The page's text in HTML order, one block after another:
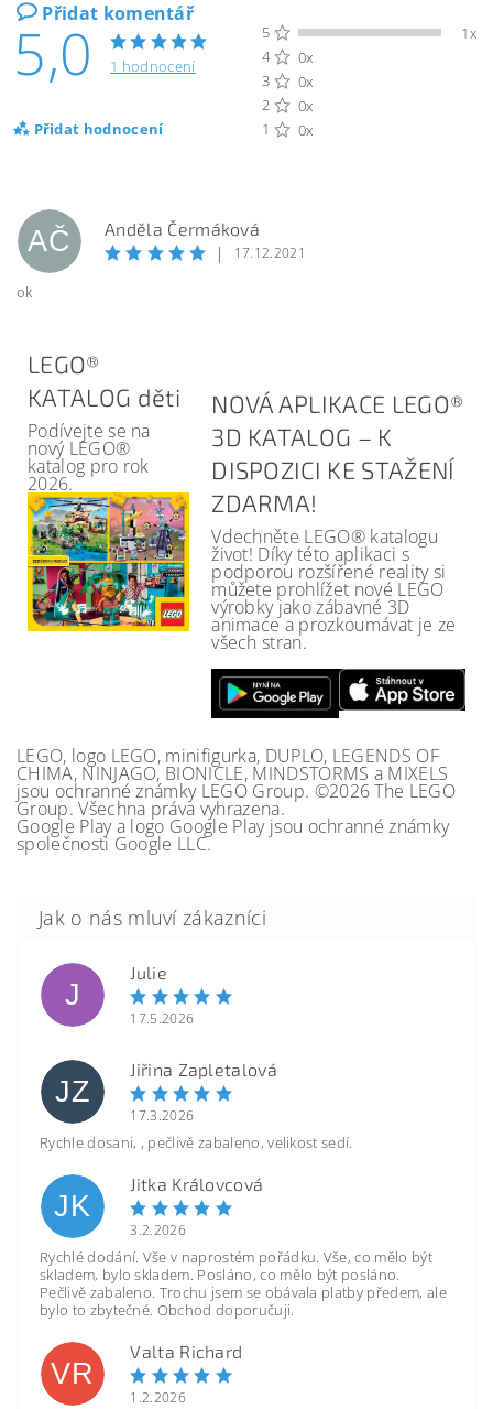
Přidat komentář
5,0 1 hodnocení
Přidat hodnocení
5
1x
4
0x
3
0x
2
0x
1
0x
AČ Anděla Čermáková
| 17.12.2021
ok
LEGO®
KATALOG děti
Podívejte se na
nový LEGO®
katalog pro rok
2026.
NOVÁ APLIKACE LEGO®
3D KATALOG – K
DISPOZICI KE STAŽENÍ
ZDARMA!
Vdechněte LEGO® katalogu
život! Díky této aplikaci s
podporou rozšířené reality si
můžete prohlížet nové LEGO
výrobky jako zábavné 3D
animace a prozkoumávat je ze
všech stran.
LEGO, logo LEGO, minifigurka, DUPLO, LEGENDS OF
CHIMA, NINJAGO, BIONICLE, MINDSTORMS a MIXELS
jsou ochranné známky LEGO Group. ©2026 The LEGO
Group. Všechna práva vyhrazena.
Google Play a logo Google Play jsou ochranné známky
společnosti Google LLC.
J
Julie
17.5.2026
JZ
Jiřina Zapletalová
17.3.2026
Rychle dosani, , pečlivě zabaleno, velikost sedí.
JK
Jitka Královcová
3.2.2026
Rychlé dodání. Vše v naprostém pořádku. Vše, co mělo být
skladem, bylo skladem. Posláno, co mělo být posláno.
Pečlivě zabaleno. Trochu jsem se obávala platby předem, ale
bylo to zbytečné. Obchod doporučuji.
VR
Valta Richard
1.2.2026